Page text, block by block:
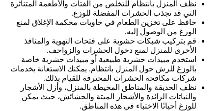
نظف المنزل بانتظام للتخلص من الفتات والأطعمة المتناثرة
التي قد تجذب الحشرات المفضلة للوزغ.
حافظ على تخزين الطعام في حاويات محكمة الإغلاق لمنع
الوزغ من الوصول إليه.
قم بتركيب شبكات حشوية على فتحات التهوية والمنافذ
الأخرى للمنزل لمنع دخول الحشرات والزواحف.
استخدم مبيدات حشرية طبيعية أو مبيدات حشرية خاصة
بالوزغ للرش حول المنزل بانتظام. يمكنك الاستعانة بخدمات
شركات مكافحة الحشرات المحترفة للقيام بذلك.
نظف الحديقة والمناطق المحيطة بالمنزل، وأزل الأشجار
والنباتات الزائدة والأشجار الميتة والحشائش، حيث يمكن
للوزغ أحيانًا الاختباء في هذه المناطق.